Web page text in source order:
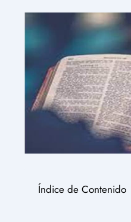
Índice de Contenido